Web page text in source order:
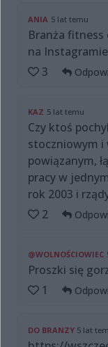
ANIA 5 lat temu
Branża fitness
na
3
KAZ 5 lat temu
Czy ktoś
stoczniowym i
powiązanym,
pracy w
rok 2003 i
2
@WOLNOŚCIOWIEC
Proszki się
1
DO BRANZY 5 lat